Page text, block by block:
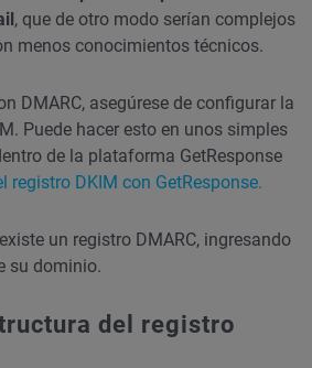
, que de otro modo serían complejos
menos conocimientos técnicos.
DMARC, asegúrese de configurar la
Puede hacer esto en unos simples
de la plataforma GetResponse
registro DKIM con GetResponse.
un registro DMARC, ingresando
su dominio.
del registro